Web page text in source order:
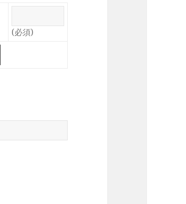
(必須)